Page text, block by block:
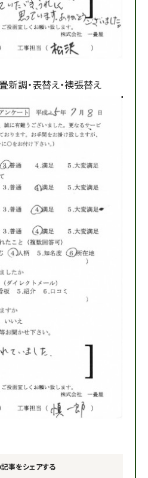
調・表替え・襖張替え
記事をシェアする